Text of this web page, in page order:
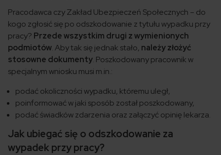
Pracodawca czy Zakład Ubezpieczeń Społecznych – do
kogo zgłosić się po odszkodowanie z tytułu wypadku przy
pracy? Przede wszystkim drugi z wymienionych
podmiotów. Aby tak się jednak stało, należy złożyć
stosowne dokumenty. Poszkodowany pracownik w
specjalnym wniosku musi m.in.:
podać okoliczności wypadku, któremu uległ,
poinformować w jaki sposób został poszkodowany,
podać świadków zdarzenia oraz załączyć opinię lekarza.
Jak ubiegać się o odszkodowanie za
wypadek przy pracy?